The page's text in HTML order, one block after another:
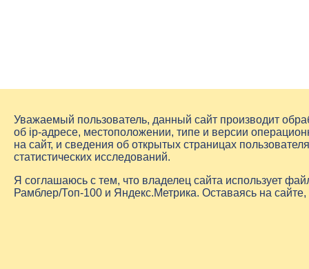
Уважаемый пользователь, данный сайт производит
об ip-адресе, местоположении, типе и версии
на сайт, и сведения об открытых страницах
статистических исследований.
Я соглашаюсь с тем, что владелец сайта использует
Рамблер/Топ-100 и Яндекс.Метрика. Оставаясь на